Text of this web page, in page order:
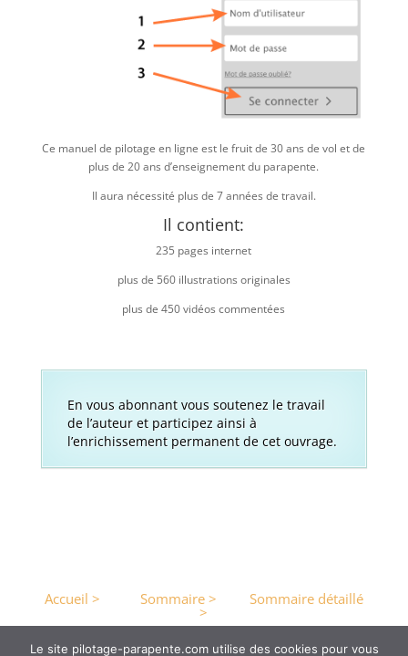
Ce manuel de pilotage en ligne est le fruit de 30 ans de vol et de
plus de 20 ans d’enseignement du parapente.
Il aura nécessité plus de 7 années de travail.
Il contient:
235 pages internet
plus de 560 illustrations originales
plus de 450 vidéos commentées
En vous abonnant vous soutenez le travail
de l’auteur et participez ainsi à
l’enrichissement permanent de cet ouvrage.
Accueil > Sommaire > Sommaire détaillé
>
Le site pilotage-parapente.com utilise des cookies pour vous